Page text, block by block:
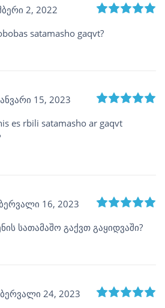
2, 2022
satamasho gaqvt?
15, 2023
es rbili satamasho ar gaqvt
16, 2023
სათამაშო გაქვთ გაყიდვაში?
24, 2023